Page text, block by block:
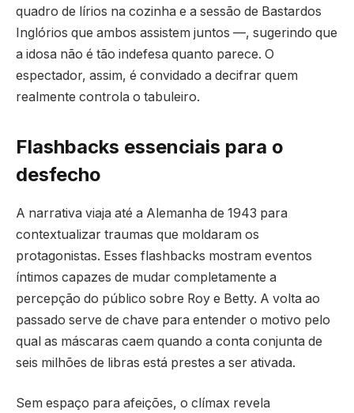
quadro de lírios na cozinha e a sessão de Bastardos
Inglórios que ambos assistem juntos —, sugerindo que
a idosa não é tão indefesa quanto parece. O
espectador, assim, é convidado a decifrar quem
realmente controla o tabuleiro.
Flashbacks essenciais para o
desfecho
A narrativa viaja até a Alemanha de 1943 para
contextualizar traumas que moldaram os
protagonistas. Esses flashbacks mostram eventos
íntimos capazes de mudar completamente a
percepção do público sobre Roy e Betty. A volta ao
passado serve de chave para entender o motivo pelo
qual as máscaras caem quando a conta conjunta de
seis milhões de libras está prestes a ser ativada.
Sem espaço para afeições, o clímax revela